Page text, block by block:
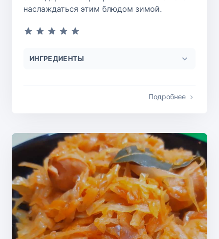
наслаждаться этим блюдом зимой.
ИНГРЕДИЕНТЫ
Подробнее